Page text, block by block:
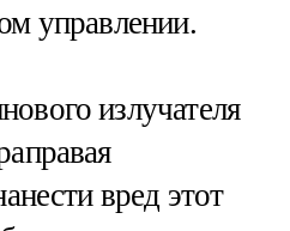
управлении.
излучателя
вред этот